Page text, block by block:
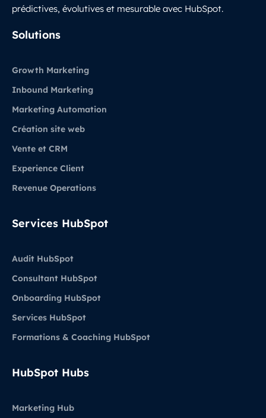
prédictives, évolutives et mesurable avec HubSpot.
Solutions
Growth Marketing
Inbound Marketing
Marketing Automation
Création site web
Vente et CRM
Experience Client
Revenue Operations
Services HubSpot
Audit HubSpot
Consultant HubSpot
Onboarding HubSpot
Services HubSpot
Formations & Coaching HubSpot
HubSpot Hubs
Marketing Hub